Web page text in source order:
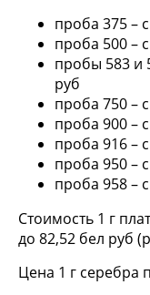
проба 375 –
проба 500 –
пробы 583 и
руб
проба 750 –
проба 900 –
проба 916 –
проба 950 –
проба 958 –
Стоимость 1 г
до 82,52 бел руб
Цена 1 г серебра